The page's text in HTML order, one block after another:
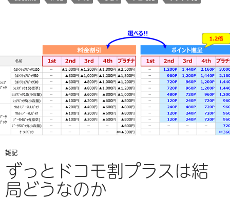
雑記
ずっとドコモ割プラスは結
局どうなのか